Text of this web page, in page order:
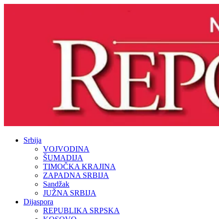
Srbija
VOJVODINA
ŠUMADIJA
TIMOČKA KRAJINA
ZAPADNA SRBIJA
Sandžak
JUŽNA SRBIJA
Dijaspora
REPUBLIKA SRPSKA